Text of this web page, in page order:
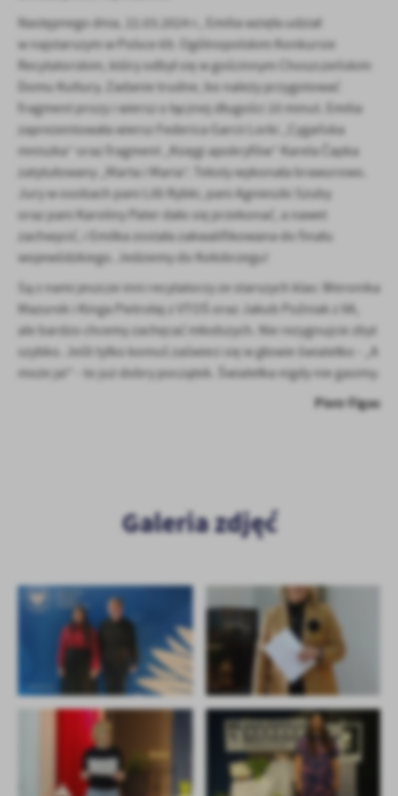
Następnego dnia, 22.03.2024 r., Emilia wzięła udział
w najstarszym w Polsce 69. Ogólnopolskim Konkursie
Recytatorskim, który odbył się w gościnnym Choszczeńskim
Domu Kultury. Zadanie trudne, bo należy przygotować
fragment prozy i wiersz o łącznej długości 10 minut. Emilia
zaprezentowała wiersz Federica Garcii Lorki „Cygańska
mniszka” oraz fragment „Księgi apokryfów” Karela Čapka
zatytułowany „Marta i Maria”. Teksty wykonała brawurowo.
Jury w osobach pani Lilli Rybki, pani Agnieszki Szuby
oraz pani Karoliny Pater dało się przekonać, a nawet
zachwycić, i Emilka została zakwalifikowana do finału
wojewódzkiego. Jedziemy do Kołobrzegu!
Są z nami jeszcze inni recytatorzy ze starszych klas: Weronika
Mazurek i Kinga Pietrołaj z VTOŚ oraz Jakub Poźniak z IIA,
ale bardzo chcemy zachęcać młodszych. Nie rezygnujcie zbyt
szybko. Jeśli tylko komuś zaświeci się w głowie światełko - „A
może ja!” - to już dobry początek. Światełka nigdy nie gasimy.
Piotr Figas
Galeria zdjęć